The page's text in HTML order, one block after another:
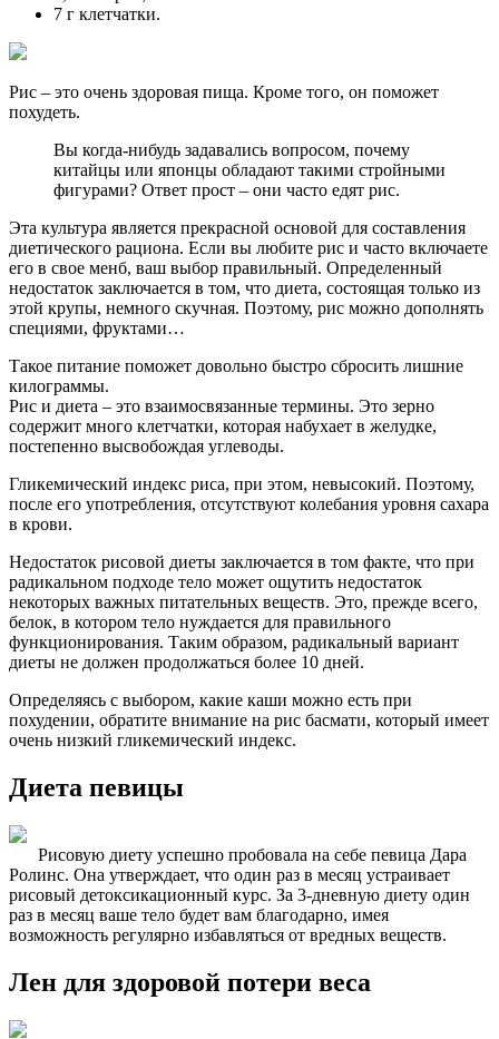
7 г клетчатки.
Рис – это очень здоровая пища. Кроме того, он поможет
похудеть.
Вы когда-нибудь задавались вопросом, почему
китайцы или японцы обладают такими стройными
фигурами? Ответ прост – они часто едят рис.
Эта культура является прекрасной основой для составления
диетического рациона. Если вы любите рис и часто включаете
его в свое менб, ваш выбор правильный. Определенный
недостаток заключается в том, что диета, состоящая только из
этой крупы, немного скучная. Поэтому, рис можно дополнять
специями, фруктами…
Такое питание поможет довольно быстро сбросить лишние
килограммы.
Рис и диета – это взаимосвязанные термины. Это зерно
содержит много клетчатки, которая набухает в желудке,
постепенно высвобождая углеводы.
Гликемический индекс риса, при этом, невысокий. Поэтому,
после его употребления, отсутствуют колебания уровня сахара
в крови.
Недостаток рисовой диеты заключается в том факте, что при
радикальном подходе тело может ощутить недостаток
некоторых важных питательных веществ. Это, прежде всего,
белок, в котором тело нуждается для правильного
функционирования. Таким образом, радикальный вариант
диеты не должен продолжаться более 10 дней.
Определяясь с выбором, какие каши можно есть при
похудении, обратите внимание на рис басмати, который имеет
очень низкий гликемический индекс.
Диета певицы
Рисовую диету успешно пробовала на себе певица Дара
Ролинс. Она утверждает, что один раз в месяц устраивает
рисовый детоксикационный курс. За 3-дневную диету один
раз в месяц ваше тело будет вам благодарно, имея
возможность регулярно избавляться от вредных веществ.
Лен для здоровой потери веса